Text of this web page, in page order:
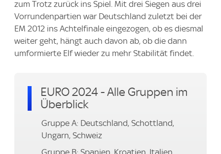
zum Trotz zurück ins Spiel. Mit drei Siegen aus drei
Vorrundenpartien war Deutschland zuletzt bei der
EM 2012 ins Achtelfinale eingezogen, ob es diesmal
weiter geht, hängt auch davon ab, ob die dann
umformierte Elf wieder zu mehr Stabilität findet.
EURO 2024 - Alle Gruppen im
Überblick
Gruppe A: Deutschland, Schottland,
Ungarn, Schweiz